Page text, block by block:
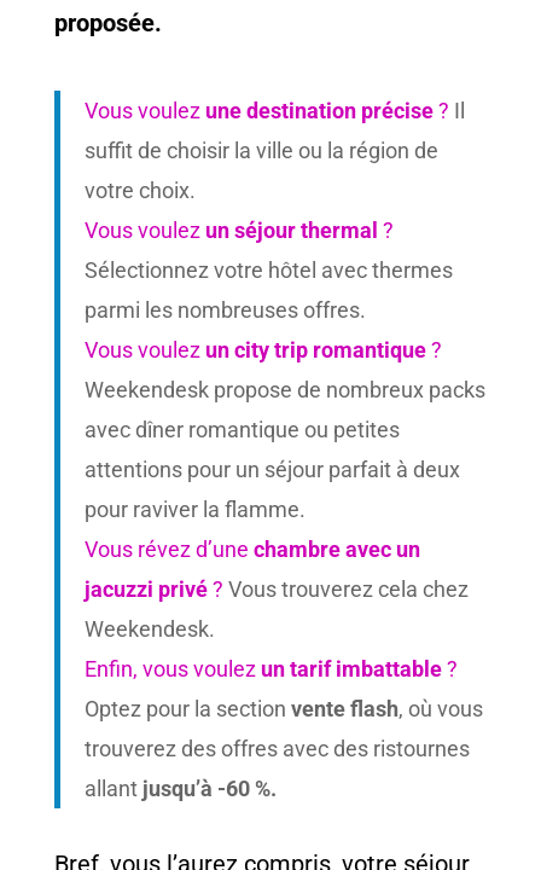
proposée.
Vous voulez une destination précise? Il
suffit de choisir la ville ou la région de
votre choix.
Vous voulez un séjour thermal ?
Sélectionnez votre hôtel avec thermes
parmi les nombreuses offres.
Vous voulez un city trip romantique?
Weekendesk propose de nombreux packs
avec dîner romantique ou petites
attentions pour un séjour parfait à deux
pour raviver la flamme.
Vous révez d’une chambre avec un
jacuzzi privé? Vous trouverez cela chez
Weekendesk.
Enfin, vous voulez un tarif imbattable?
Optez pour la section vente flash, où vous
trouverez des offres avec des ristournes
allant jusqu’à -60 %.
Bref, vous l’aurez compris, votre séjour